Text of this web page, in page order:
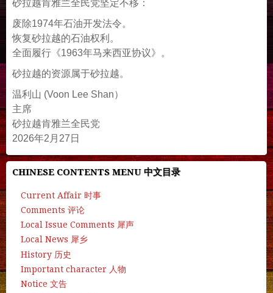
砂拉越肯雅兰全民党坚定不移：
废除1974年石油开发法令。
恢复砂拉越的石油权利。
全面履行《1963年马来西亚协议》。
砂拉越的资源属于砂拉越。
温利山 (Voon Lee Shan）
主席
砂拉越肯雅兰全民党
2026年2月27日
CHINESE CONTENTS MENU 中文目录
Current Affair 时事
Comments 评论
Local Issue Comments 犀声
Local News 犀乡
History 历史
Important character 人物
Notice 文告